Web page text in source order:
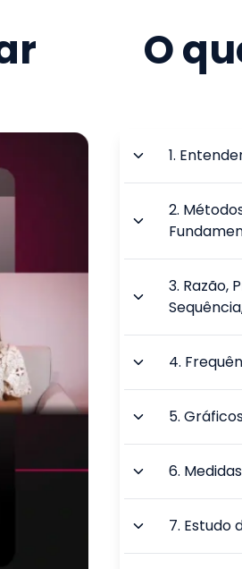
O
1.
2.
3. Razão,
4.
5.
6.
7. Estudo